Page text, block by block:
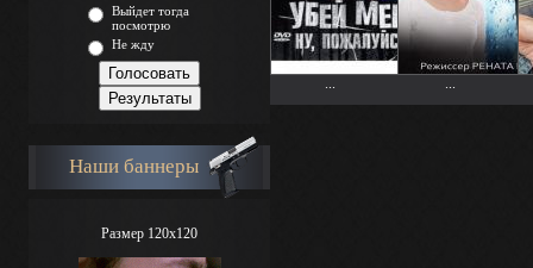
Выйдет тогда
посмотрю
Не жду
Наши баннеры
Размер 120x120
... ...